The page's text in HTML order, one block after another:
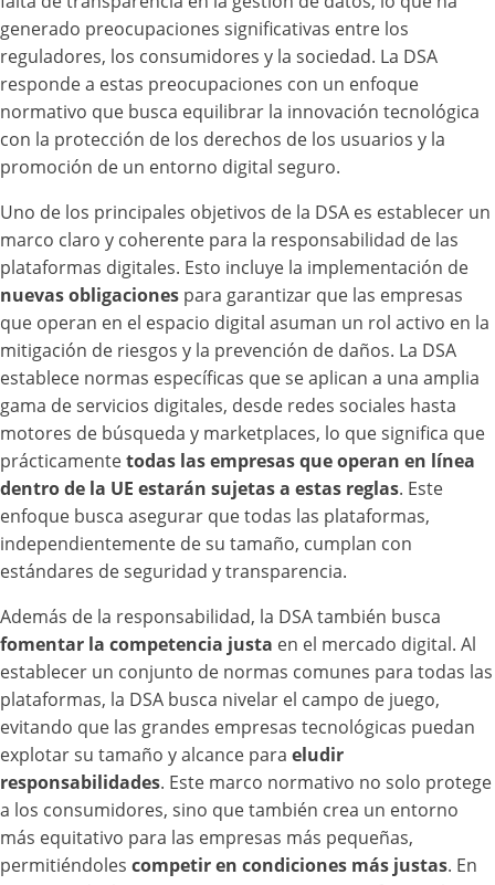
generado preocupaciones significativas entre los
reguladores, los consumidores y la sociedad. La DSA
responde a estas preocupaciones con un enfoque
normativo que busca equilibrar la innovación tecnológica
con la protección de los derechos de los usuarios y la
promoción de un entorno digital seguro.
Uno de los principales objetivos de la DSA es establecer un
marco claro y coherente para la responsabilidad de las
plataformas digitales. Esto incluye la implementación de
nuevas obligaciones para garantizar que las empresas
que operan en el espacio digital asuman un rol activo en la
mitigación de riesgos y la prevención de daños. La DSA
establece normas específicas que se aplican a una amplia
gama de servicios digitales, desde redes sociales hasta
motores de búsqueda y marketplaces, lo que significa que
prácticamentetodas las empresas que operan en línea
dentro de la UE estarán sujetas a estas reglas. Este
enfoque busca asegurar que todas las plataformas,
independientemente de su tamaño, cumplan con
estándares de seguridad y transparencia.
Además de la responsabilidad, la DSA también busca
fomentar la competencia justa en el mercado digital. Al
establecer un conjunto de normas comunes para todas las
plataformas, la DSA busca nivelar el campo de juego,
evitando que las grandes empresas tecnológicas puedan
explotar su tamaño y alcance para eludir
responsabilidades. Este marco normativo no solo protege
a los consumidores, sino que también crea un entorno
más equitativo para las empresas más pequeñas,
permitiéndoles competir en condiciones más justas. En